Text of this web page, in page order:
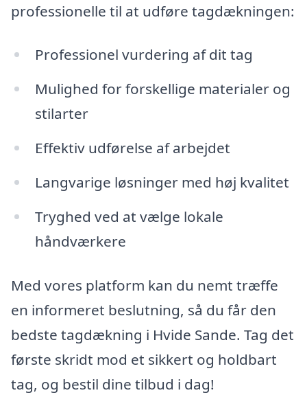
professionelle til at udføre tagdækningen:
Professionel vurdering af dit tag
Mulighed for forskellige materialer og
stilarter
Effektiv udførelse af arbejdet
Langvarige løsninger med høj kvalitet
Tryghed ved at vælge lokale
håndværkere
Med vores platform kan du nemt træffe
en informeret beslutning, så du får den
bedste tagdækning i Hvide Sande. Tag det
første skridt mod et sikkert og holdbart
tag, og bestil dine tilbud i dag!